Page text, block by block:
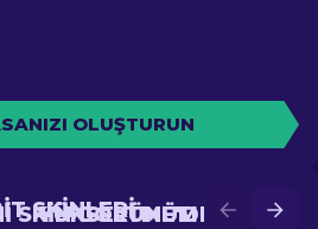
OLUŞTURUN
YÜKSELTME'DE DAHA
SKIN GÖRÜNÜM ELDE
SKINLERI